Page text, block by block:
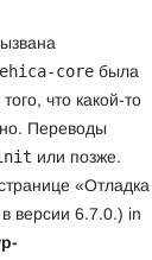
core была
что какой-то
Переводы
или позже.
«Отладка
версии 6.7.0.) in